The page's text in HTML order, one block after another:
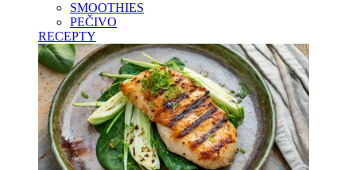
SMOOTHIES
PEČIVO
RECEPTY